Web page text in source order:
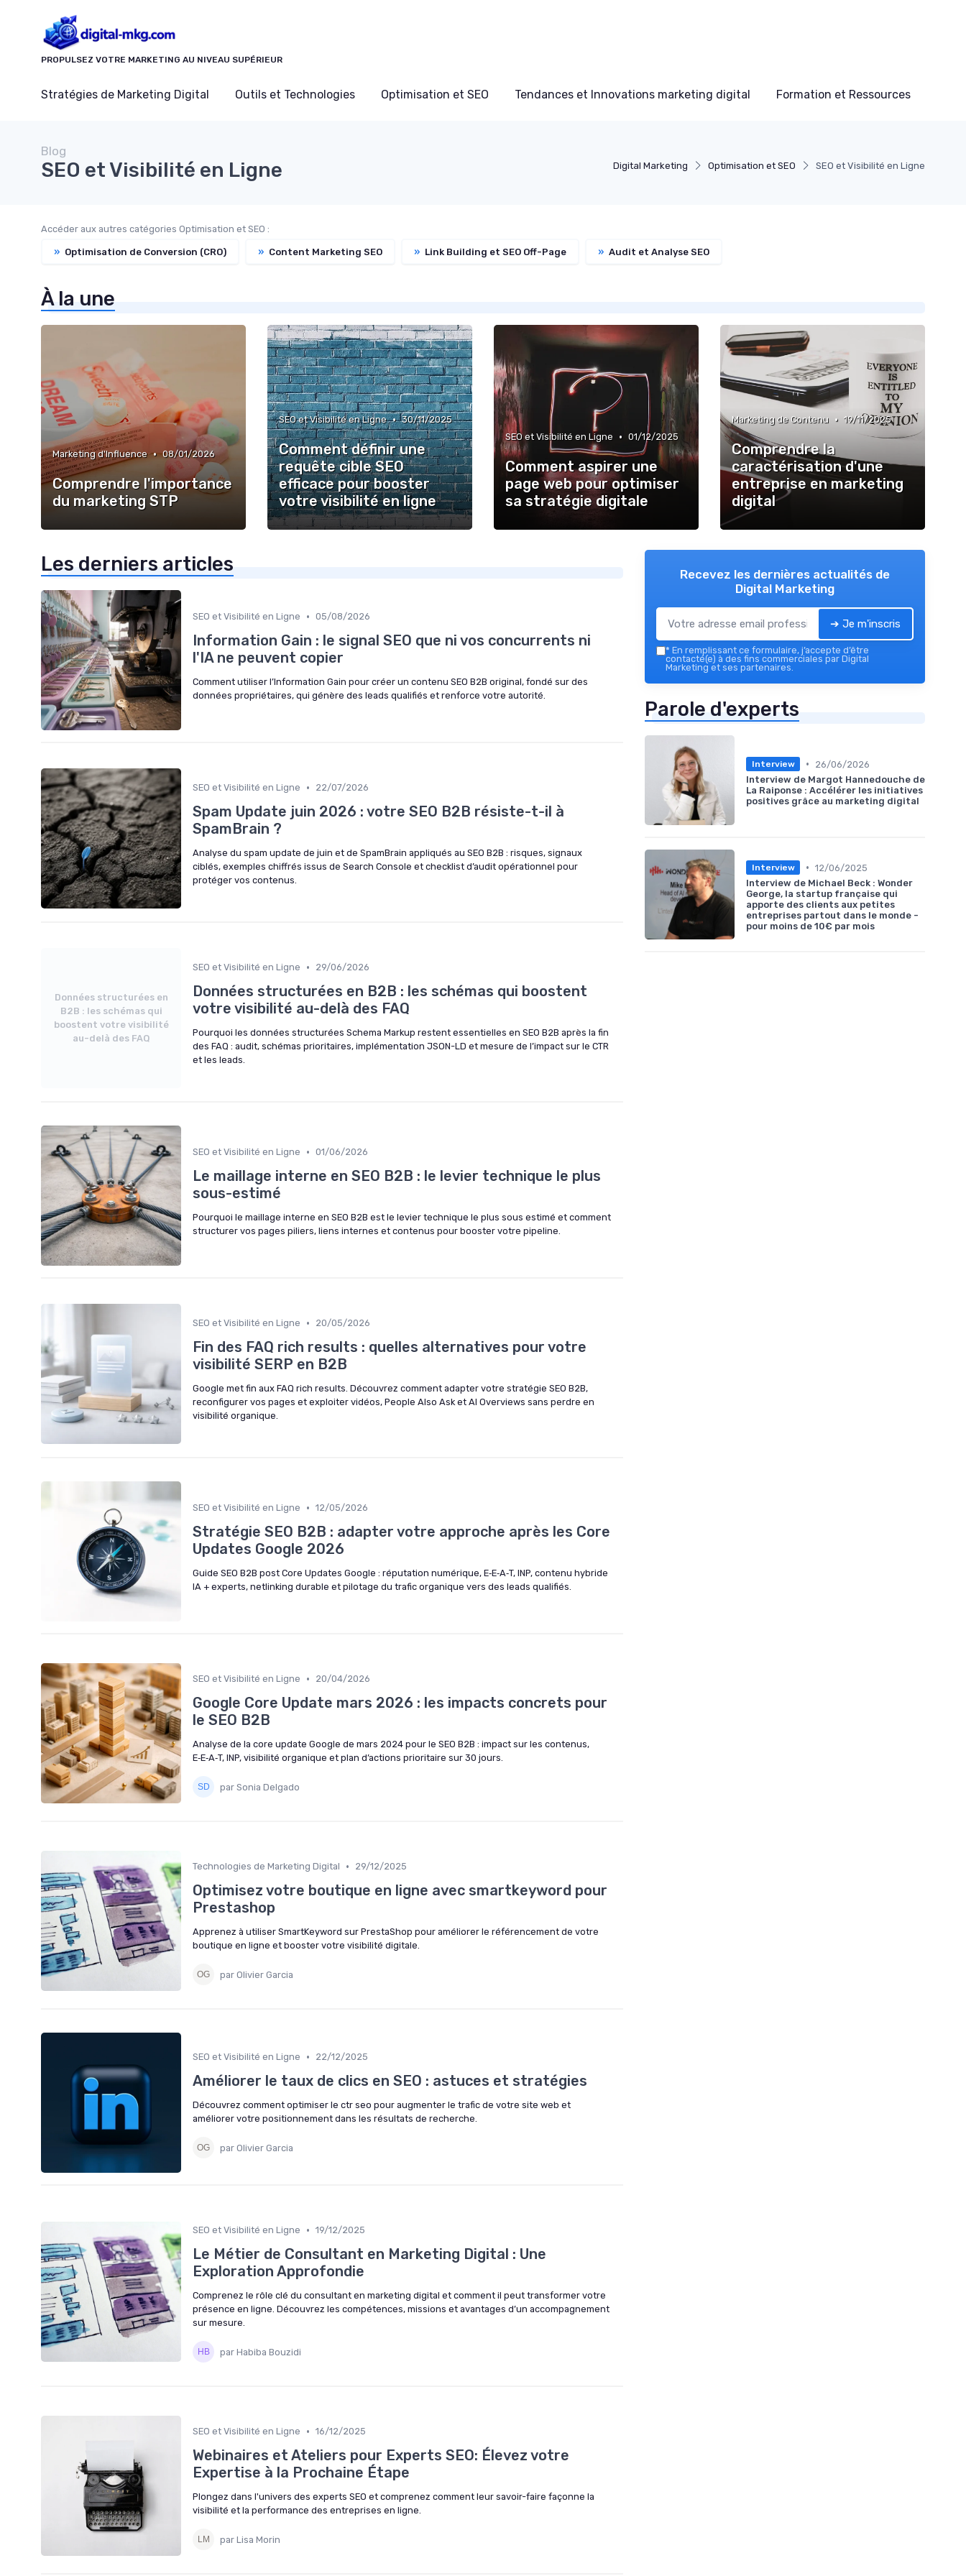
PROPULSEZ VOTRE MARKETING AU NIVEAU SUPÉRIEUR
Stratégies de Marketing Digital Outils et Technologies Optimisation et SEO Tendances et Innovations marketing digital Formation et Ressources
Digital Marketing Optimisation et SEO SEO et Visibilité en Ligne
Blog
SEO et Visibilité en Ligne
Accéder aux autres catégories Optimisation et SEO :
» Optimisation de Conversion (CRO) » Content Marketing SEO » Link Building et SEO Off-Page » Audit et Analyse SEO
À la une
Marketing d'Influence • 08/01/2026
Comprendre l'importance
du marketing STP
SEO et Visibilité en Ligne • 30/11/2025
Comment définir une
requête cible SEO
efficace pour booster
votre visibilité en ligne
SEO et Visibilité en Ligne • 01/12/2025
Comment aspirer une
page web pour optimiser
sa stratégie digitale
Marketing de Contenu • 19/11/2025
Comprendre la
caractérisation d'une
entreprise en marketing
digital
Les derniers articles
SEO et Visibilité en Ligne • 05/08/2026
Information Gain : le signal SEO que ni vos concurrents ni
l'IA ne peuvent copier
Comment utiliser l’Information Gain pour créer un contenu SEO B2B original, fondé sur des
données propriétaires, qui génère des leads qualifiés et renforce votre autorité.
SEO et Visibilité en Ligne • 22/07/2026
Spam Update juin 2026 : votre SEO B2B résiste-t-il à
SpamBrain ?
Analyse du spam update de juin et de SpamBrain appliqués au SEO B2B : risques, signaux
ciblés, exemples chiffrés issus de Search Console et checklist d’audit opérationnel pour
protéger vos contenus.
Données structurées en
B2B : les schémas qui
boostent votre visibilité
au-delà des FAQ
SEO et Visibilité en Ligne • 29/06/2026
Données structurées en B2B : les schémas qui boostent
votre visibilité au-delà des FAQ
Pourquoi les données structurées Schema Markup restent essentielles en SEO B2B après la fin
des FAQ : audit, schémas prioritaires, implémentation JSON-LD et mesure de l’impact sur le CTR
et les leads.
SEO et Visibilité en Ligne • 01/06/2026
Le maillage interne en SEO B2B : le levier technique le plus
sous-estimé
Pourquoi le maillage interne en SEO B2B est le levier technique le plus sous estimé et comment
structurer vos pages piliers, liens internes et contenus pour booster votre pipeline.
SEO et Visibilité en Ligne • 20/05/2026
Fin des FAQ rich results : quelles alternatives pour votre
visibilité SERP en B2B
Google met fin aux FAQ rich results. Découvrez comment adapter votre stratégie SEO B2B,
reconfigurer vos pages et exploiter vidéos, People Also Ask et AI Overviews sans perdre en
visibilité organique.
SEO et Visibilité en Ligne • 12/05/2026
Stratégie SEO B2B : adapter votre approche après les Core
Updates Google 2026
Guide SEO B2B post Core Updates Google : réputation numérique, E‑E‑A‑T, INP, contenu hybride
IA + experts, netlinking durable et pilotage du trafic organique vers des leads qualifiés.
SEO et Visibilité en Ligne • 20/04/2026
Google Core Update mars 2026 : les impacts concrets pour
le SEO B2B
Analyse de la core update Google de mars 2024 pour le SEO B2B : impact sur les contenus,
E‑E‑A‑T, INP, visibilité organique et plan d’actions prioritaire sur 30 jours.
par Sonia Delgado
Technologies de Marketing Digital • 29/12/2025
Optimisez votre boutique en ligne avec smartkeyword pour
Prestashop
Apprenez à utiliser SmartKeyword sur PrestaShop pour améliorer le référencement de votre
boutique en ligne et booster votre visibilité digitale.
par Olivier Garcia
SEO et Visibilité en Ligne • 22/12/2025
Améliorer le taux de clics en SEO : astuces et stratégies
Découvrez comment optimiser le ctr seo pour augmenter le trafic de votre site web et
améliorer votre positionnement dans les résultats de recherche.
par Olivier Garcia
SEO et Visibilité en Ligne • 19/12/2025
Le Métier de Consultant en Marketing Digital : Une
Exploration Approfondie
Comprenez le rôle clé du consultant en marketing digital et comment il peut transformer votre
présence en ligne. Découvrez les compétences, missions et avantages d’un accompagnement
sur mesure.
par Habiba Bouzidi
SEO et Visibilité en Ligne • 16/12/2025
Webinaires et Ateliers pour Experts SEO: Élevez votre
Expertise à la Prochaine Étape
Plongez dans l'univers des experts SEO et comprenez comment leur savoir-faire façonne la
visibilité et la performance des entreprises en ligne.
par Lisa Morin
Recevez les dernières actualités de
Digital Marketing
➔ Je m'inscris
* En remplissant ce formulaire, j’accepte d’être
contacté(e) à des fins commerciales par Digital
Marketing et ses partenaires.
Parole d'experts
Interview •
26/06/2026
Interview de Margot Hannedouche de
La Raiponse : Accélérer les initiatives
positives grâce au marketing digital
Interview • 12/06/2025
Interview de Michael Beck : Wonder
George, la startup française qui
apporte des clients aux petites
entreprises partout dans le monde -
pour moins de 10€ par mois